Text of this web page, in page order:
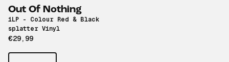
Out Of Nothing
1LP - Colour Red & Black
splatter Vinyl
€29,99